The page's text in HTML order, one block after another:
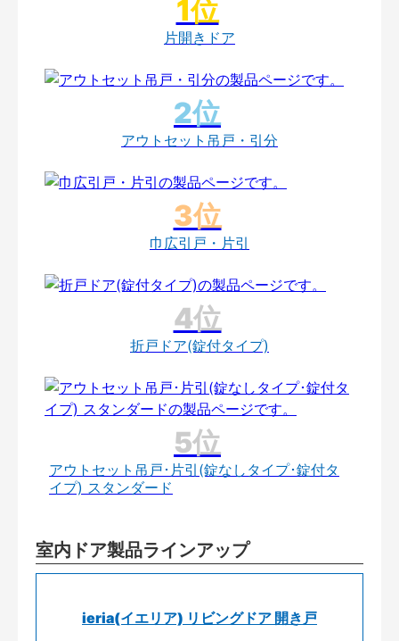
片開きドア
アウトセット吊戸・引分
巾広引戸・片引
折戸ドア(錠付タイプ)
アウトセット吊戸･片引(錠なしタイプ･錠付タ
イプ) スタンダード
室内ドア製品ラインアップ
ieria(イエリア) リビングドア 開き戸